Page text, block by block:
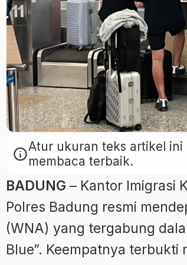
infoAtur ukuran teks artikel
membaca terbaik.
BADUNG – Kantor Imigrasi
Polres Badung resmi
(WNA) yang tergabung
Blue”. Keempatnya